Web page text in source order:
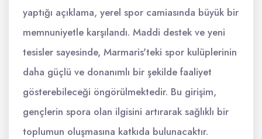
yaptığı açıklama, yerel spor camiasında büyük bir
memnuniyetle karşılandı. Maddi destek ve yeni
tesisler sayesinde, Marmaris'teki spor kulüplerinin
daha güçlü ve donanımlı bir şekilde faaliyet
gösterebileceği öngörülmektedir. Bu girişim,
gençlerin spora olan ilgisini artırarak sağlıklı bir
toplumun oluşmasına katkıda bulunacaktır.